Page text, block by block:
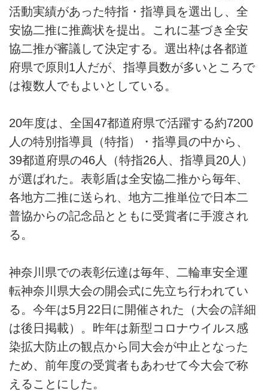
活動実績があった特指・指導員を選出し、全
安協二推に推薦状を提出。これに基づき全安
協二推が審議して決定する。選出枠は各都道
府県で原則1人だが、指導員数が多いところで
は複数人でもよいとしている。
20年度は、全国47都道府県で活躍する約7200
人の特別指導員（特指）・指導員の中から、
39都道府県の46人（特指26人、指導員20人）
が選ばれた。表彰盾は全安協二推から毎年、
各地方二推に送られ、地方二推単位で日本二
普協からの記念品とともに受賞者に手渡され
る。
神奈川県での表彰伝達は毎年、二輪車安全運
転神奈川県大会の開会式に先立ち行われてい
る。今年は5月22日に開催された（大会の詳細
は後日掲載）。昨年は新型コロナウイルス感
染拡大防止の観点から同大会が中止となった
ため、前年度の受賞者もあわせて今大会で称
えることにした。